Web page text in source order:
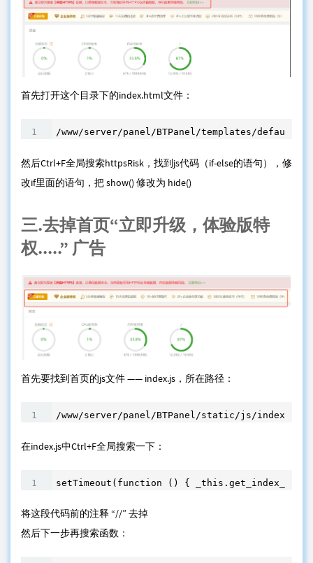
首先打开这个目录下的index.html文件：
/www/server/panel/BTPanel/templates/default/
然后Ctrl+F全局搜索httpsRisk，找到js代码（if-else的语句），修
改if里面的语句，把 show() 修改为 hide()
三.去掉首页“立即升级，体验版特
权.....” 广告
首先要找到首页的js文件 —— index.js，所在路径：
/www/server/panel/BTPanel/static/js/index.js
​在index.js中Ctrl+F全局搜索一下：
setTimeout(function () {
​将这段代码前的注释 “//” 去掉
然后下一步再搜索函数：